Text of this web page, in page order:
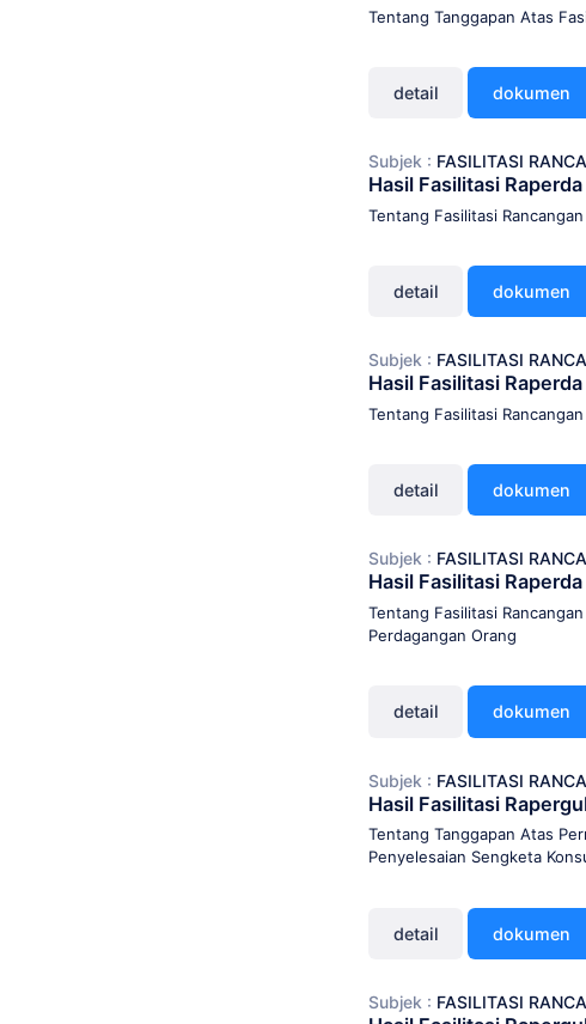
Tentang Tanggapan Atas
detail dokumen
Subjek : FASILITASI
Hasil Fasilitasi
Tentang Fasilitasi
detail dokumen
Subjek : FASILITASI
Hasil Fasilitasi
Tentang Fasilitasi
detail dokumen
Subjek : FASILITASI
Hasil Fasilitasi
Tentang Fasilitasi
Perdagangan Orang
detail dokumen
Subjek : FASILITASI
Hasil Fasilitasi
Tentang Tanggapan Atas
Penyelesaian Sengketa
detail dokumen
Subjek : FASILITASI